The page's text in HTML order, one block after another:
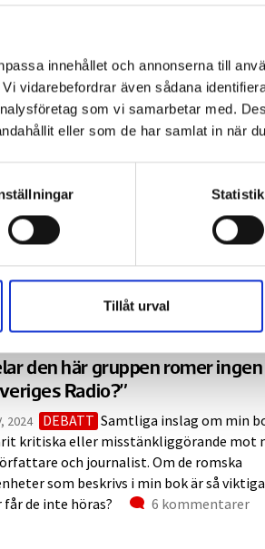
innehållet och annonserna till
vidarebefordrar även sådana
som vi samarbetar med.
eller som de har samlat in när
Statistik
Tillåt urval
vilken liten redaktion de är, men i det
det bara som än mer obegripligt hur de
service ägnar så mycket sändningstid...
den här gruppen romer
Radio?”
2024 DEBATT Samtliga inslag om min
kritiska eller misstänkliggörande mot
och journalist. Om de romska
som beskrivs i min bok är så
de inte höras?
Kommentarer
6 kommentarer